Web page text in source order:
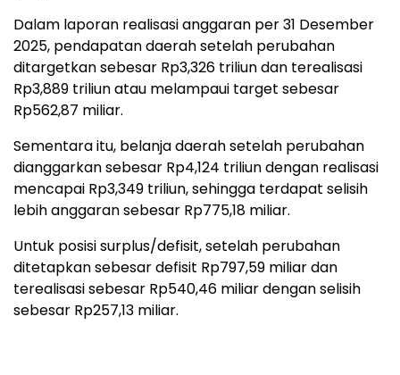
Dalam laporan realisasi anggaran per 31 Desember
2025, pendapatan daerah setelah perubahan
ditargetkan sebesar Rp3,326 triliun dan terealisasi
Rp3,889 triliun atau melampaui target sebesar
Rp562,87 miliar.
Sementara itu, belanja daerah setelah perubahan
dianggarkan sebesar Rp4,124 triliun dengan realisasi
mencapai Rp3,349 triliun, sehingga terdapat selisih
lebih anggaran sebesar Rp775,18 miliar.
Untuk posisi surplus/defisit, setelah perubahan
ditetapkan sebesar defisit Rp797,59 miliar dan
terealisasi sebesar Rp540,46 miliar dengan selisih
sebesar Rp257,13 miliar.